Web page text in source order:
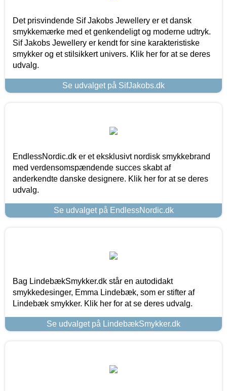
Det prisvindende Sif Jakobs Jewellery er et dansk
smykkemærke med et genkendeligt og moderne udtryk.
Sif Jakobs Jewellery er kendt for sine karakteristiske
smykker og et stilsikkert univers. Klik her for at se deres
udvalg.
Se udvalget på SifJakobs.dk
EndlessNordic.dk er et eksklusivt nordisk smykkebrand
med verdensomspændende succes skabt af
anderkendte danske designere. Klik her for at se deres
udvalg.
Se udvalget på EndlessNordic.dk
Bag LindebækSmykker.dk står en autodidakt
smykkedesinger, Emma Lindebæk, som er stifter af
Lindebæk smykker. Klik her for at se deres udvalg.
Se udvalget på LindebækSmykker.dk